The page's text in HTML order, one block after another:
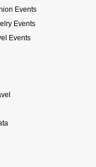
Events
Events
Events